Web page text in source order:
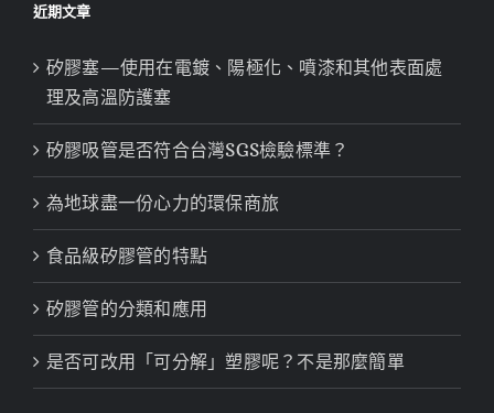
近期文章
矽膠塞—使用在電鍍、陽極化、噴漆和其他表面處
理及高溫防護塞
矽膠吸管是否符合台灣SGS檢驗標準？
為地球盡一份心力的環保商旅
食品級矽膠管的特點
矽膠管的分類和應用
是否可改用「可分解」塑膠呢？不是那麼簡單